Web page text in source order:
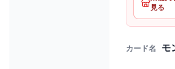
見る
カード名 モ